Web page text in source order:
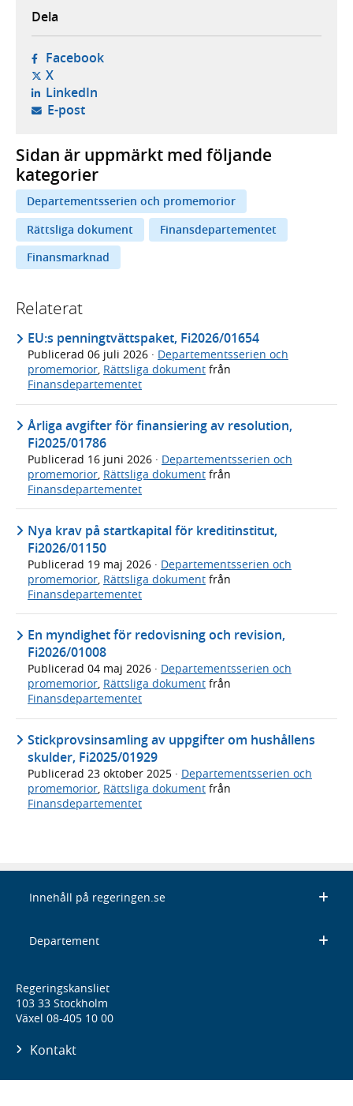
Dela
Facebook- öppnas i ny flik, extern webbplats,
X- öppnas i ny flik, extern webbplats,
LinkedIn- öppnas i ny flik, extern webbplats,
E-post- öppnar din e-postklient,
Sidan är uppmärkt med följande
kategorier
Departementsserien och promemorior
Rättsliga dokument
Finansdepartementet
Finansmarknad
Relaterat
EU:s penningtvättspaket, Fi2026/01654
Publicerad 06 juli 2026 · Departementsserien och
promemorior, Rättsliga dokument från
Finansdepartementet
Årliga avgifter för finansiering av resolution,
Fi2025/01786
Publicerad 16 juni 2026 · Departementsserien och
promemorior, Rättsliga dokument från
Finansdepartementet
Nya krav på startkapital för kreditinstitut,
Fi2026/01150
Publicerad 19 maj 2026 · Departementsserien och
promemorior Rättsliga dokument från
Finansdepartementet
En myndighet för redovisning och revision,
Fi2026/01008
Publicerad 04 maj 2026 · Departementsserien och
promemorior, Rättsliga dokument från
Finansdepartementet
Stickprovsinsamling av uppgifter om hushållens
skulder, Fi2025/01929
Publicerad 23 oktober 2025 · Departementsserien och
promemorior, Rättsliga dokument från
Finansdepartementet
Innehåll på regeringen.se
Departement
Regeringskansliet
103 33 Stockholm
Växel 08-405 10 00
Kontakt